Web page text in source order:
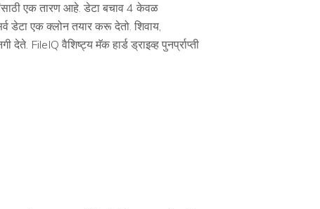
एक तारण आहे. डेटा बचाव 4 केवळ
डेटा एक क्लोन तयार करू देतो. शिवाय,
FileIQ वैशिष्ट्य मॅक हार्ड ड्राइव्ह पुनर्प्राप्ती